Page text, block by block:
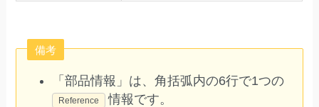
備考
「部品情報」は、角括弧内の6行で1つの
Reference 情報です。